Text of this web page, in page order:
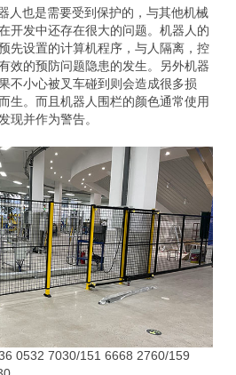
人也是需要受到保护的，与其他机械
开发中还存在很大的问题。机器人的
先设置的计算机程序，与人隔离，控
效的预防问题隐患的发生。另外机器
不小心被叉车碰到则会造成很多损
生。而且机器人围栏的颜色通常使用
现并作为警告。
0532 7030/151 6668 2760/159